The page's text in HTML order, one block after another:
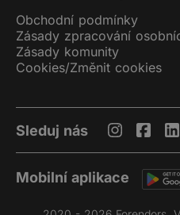
Obchodní podmínky
Zásady zpracování
Zásady komunity
Cookies/Změnit cookies
Sleduj nás
Mobilní aplikace